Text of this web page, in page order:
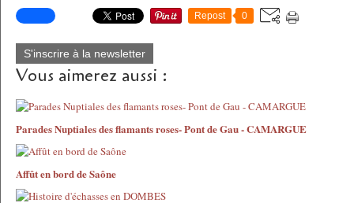
Repost 0
S'inscrire à la newsletter
Vous aimerez aussi :
Parades Nuptiales des flamants roses- Pont de Gau - CAMARGUE
Affût en bord de Saône